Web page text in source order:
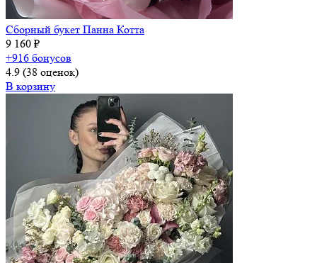
Сборный букет Панна Котта
9 160 ₽
+916 бонусов
4.9 (38 оценок)
В корзину